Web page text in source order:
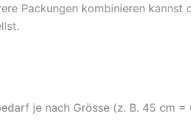
Packungen kombinieren kannst
je nach Grösse (z. B. 45 cm =